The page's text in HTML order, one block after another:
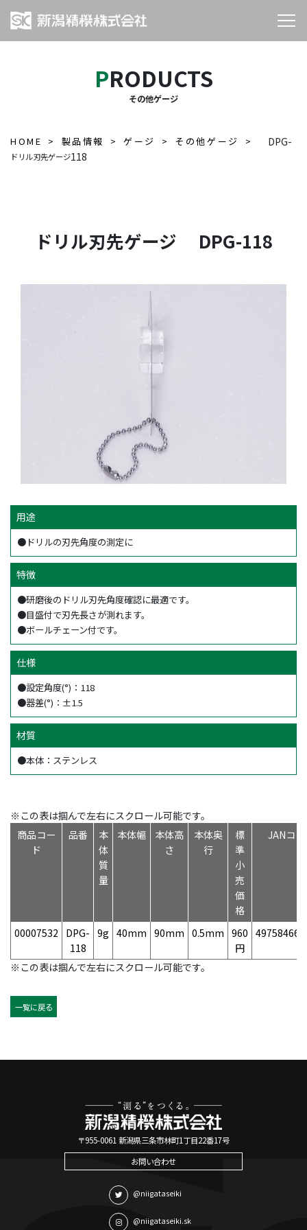
PRODUCTS
その他ゲージ
HOME 製品情報 ゲージ その他ゲージ
ドリル刃先ゲージ
DPG-
118
ドリル刃先ゲージ DPG-118
用途
●ドリルの刃先角度の測定に
特徴
●研磨後のドリル刃先角度確認に最適です。
●目盛付で刃先長さが測れます。
●ボールチェーン付です。
仕様
●設定角度(°)：118
●器差(°)：±1.5
材質
●本体：ステンレス
※この表は掴んで左右にスクロール可能です。
商品コー
ド
品番
本
体
質
量
本体幅
本体高
さ
本体奥
行
標
準
小
売
価
格
JANコ
00007532
DPG-
118
9g 40mm 90mm 0.5mm 960
円
※この表は掴んで左右にスクロール可能です。
一覧に戻る
〒955-0061 新潟県三条市林町1丁目22番17号
お問い合わせ
@niigataseiki
@niigataseiki.sk